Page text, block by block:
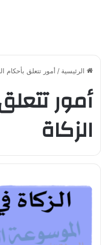
الرئيسية / أمور تتعلق بأحكام
أمور
الزكاة